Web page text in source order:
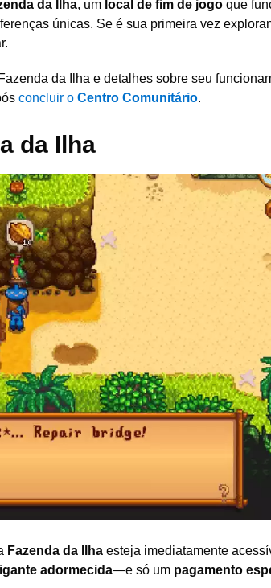
da Ilha, um local de fim de jogo que
únicas. Se é sua primeira vez
da Ilha e detalhes sobre seu
concluir o Centro Comunitário.
da Ilha
Fazenda da Ilha esteja imediatamente
adormecida—e só um pagamento